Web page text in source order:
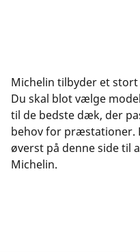
Michelin tilbyder et stort
Du skal blot vælge
til de bedste dæk, der
behov for præstationer.
øverst på denne side til
Michelin.